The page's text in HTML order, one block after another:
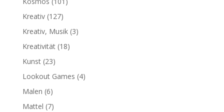
Kreativ(127)
Kreativ, Musik(3)
Kreativität(18)
Kunst(23)
Lookout Games (4)
Malen (6)
Mattel (7)